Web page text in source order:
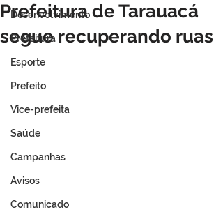
Desenvolvimento
Prefeitura
Esporte
Prefeito
Vice-prefeita
Saúde
Campanhas
Avisos
Comunicado
Prefeitura de Tarauacá
segue recuperando ruas